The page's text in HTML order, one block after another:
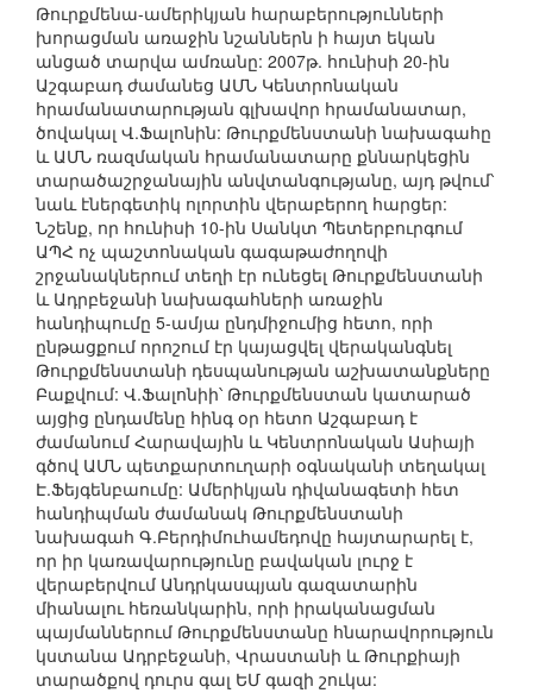
Թուրքմենա-ամերիկյան հարաբերությունների
խորացման առաջին նշաններն ի հայտ եկան
անցած տարվա ամռանը: 2007թ. հունիսի 20-ին
Աշգաբադ ժամանեց ԱՄՆ Կենտրոնական
հրամանատարության գլխավոր հրամանատար,
ծովակալ Վ.Ֆալոնին: Թուրքմենստանի նախագահը
և ԱՄՆ ռազմական հրամանատարը քննարկեցին
տարածաշրջանային անվտանգությանը, այդ թվում՝
նաև էներգետիկ ոլորտին վերաբերող հարցեր:
Նշենք, որ հունիսի 10-ին Սանկտ Պետերբուրգում
ԱՊՀ ոչ պաշտոնական գագաթաժողովի
շրջանակներում տեղի էր ունեցել Թուրքմենստանի
և Ադրբեջանի նախագահների առաջին
հանդիպումը 5-ամյա ընդմիջումից հետո, որի
ընթացքում որոշում էր կայացվել վերականգնել
Թուրքմենստանի դեսպանության աշխատանքները
Բաքվում: Վ.Ֆալոնիի՝ Թուրքմենստան կատարած
այցից ընդամենը հինգ օր հետո Աշգաբադ է
ժամանում Հարավային և Կենտրոնական Ասիայի
գծով ԱՄՆ պետքարտուղարի օգնականի տեղակալ
Է.Ֆեյգենբաումը: Ամերիկյան դիվանագետի հետ
հանդիպման ժամանակ Թուրքմենստանի
նախագահ Գ.Բերդիմուհամեդովը հայտարարել է,
որ իր կառավարությունը բավական լուրջ է
վերաբերվում Անդրկասպյան գազատարին
միանալու հեռանկարին, որի իրականացման
պայմաններում Թուրքմենստանը հնարավորություն
կստանա Ադրբեջանի, Վրաստանի և Թուրքիայի
տարածքով դուրս գալ ԵՄ գազի շուկա: